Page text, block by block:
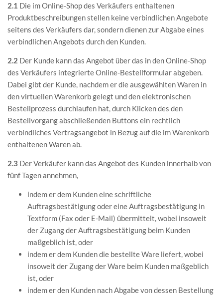
2.1 Die im Online-Shop des Verkäufers enthaltenen
Produktbeschreibungen stellen keine verbindlichen Angebote
seitens des Verkäufers dar, sondern dienen zur Abgabe eines
verbindlichen Angebots durch den Kunden.
2.2 Der Kunde kann das Angebot über das in den Online-Shop
des Verkäufers integrierte Online-Bestellformular abgeben.
Dabei gibt der Kunde, nachdem er die ausgewählten Waren in
den virtuellen Warenkorb gelegt und den elektronischen
Bestellprozess durchlaufen hat, durch Klicken des den
Bestellvorgang abschließenden Buttons ein rechtlich
verbindliches Vertragsangebot in Bezug auf die im Warenkorb
enthaltenen Waren ab.
2.3 Der Verkäufer kann das Angebot des Kunden innerhalb von
fünf Tagen annehmen,
indem er dem Kunden eine schriftliche
Auftragsbestätigung oder eine Auftragsbestätigung in
Textform (Fax oder E-Mail) übermittelt, wobei insoweit
der Zugang der Auftragsbestätigung beim Kunden
maßgeblich ist, oder
indem er dem Kunden die bestellte Ware liefert, wobei
insoweit der Zugang der Ware beim Kunden maßgeblich
ist, oder
indem er den Kunden nach Abgabe von dessen Bestellung